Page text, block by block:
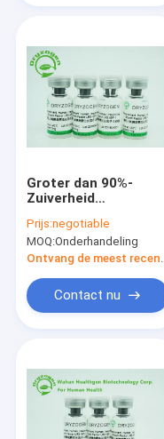
Groter dan 90%-
Zuiverheid
Lange R3-de
Groeifactor die de
Celgroei bevorderen
Prijs:negotiable
MOQ:Onderhandeling
Contact nu